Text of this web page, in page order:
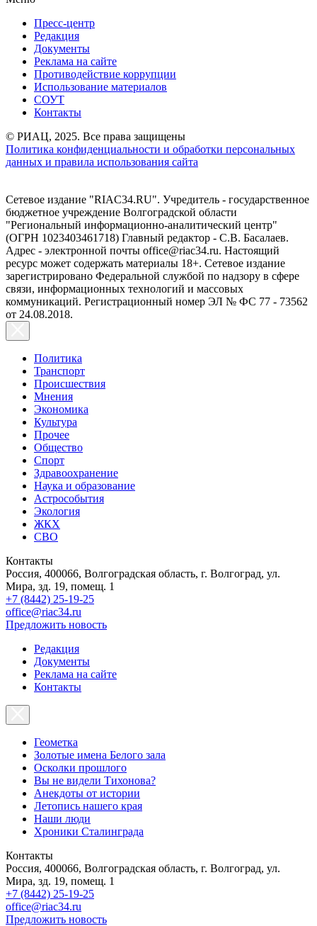
Пресс-центр
Редакция
Документы
Реклама на сайте
Противодействие коррупции
Использование материалов
СОУТ
Контакты
© РИАЦ, 2025. Все права защищены
Политика конфиденциальности и обработки персональных
данных и правила использования сайта
Сетевое издание "RIAC34.RU". Учредитель - государственное
бюджетное учреждение Волгоградской области
"Региональный информационно-аналитический центр"
(ОГРН 1023403461718) Главный редактор - С.В. Басалаев.
Адрес - электронной почты office@riac34.ru. Настоящий
ресурс может содержать материалы 18+. Сетевое издание
зарегистрировано Федеральной службой по надзору в сфере
связи, информационных технологий и массовых
коммуникаций. Регистрационный номер ЭЛ № ФС 77 - 73562
от 24.08.2018.
Политика
Транспорт
Происшествия
Мнения
Экономика
Культура
Прочее
Общество
Спорт
Здравоохранение
Наука и образование
Астрособытия
Экология
ЖКХ
СВО
Контакты
Россия, 400066, Волгоградская область, г. Волгоград, ул.
Мира, зд. 19, помещ. 1
+7 (8442) 25-19-25
office@riac34.ru
Предложить новость
Редакция
Документы
Реклама на сайте
Контакты
Геометка
Золотые имена Белого зала
Осколки прошлого
Вы не видели Тихонова?
Анекдоты от истории
Летопись нашего края
Наши люди
Хроники Сталинграда
Контакты
Россия, 400066, Волгоградская область, г. Волгоград, ул.
Мира, зд. 19, помещ. 1
+7 (8442) 25-19-25
office@riac34.ru
Предложить новость